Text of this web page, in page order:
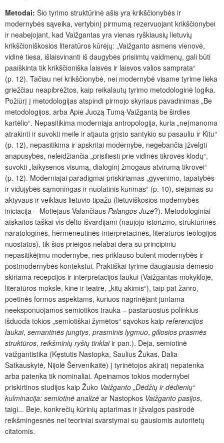
Metodai: Šio tyrimo struktūrinė ašis yra krikščionybės ir
modernybės sąveika, vertybinį pirmumą rezervuojant krikščionybei
ir neabejojant, kad Vaižgantas yra vienas ryškiausių lietuvių
krikščioniškosios literatūros kūrėjų: „Vaižganto asmens vienovė,
vidinė tiesa, išlaisvinanti iš daugybės prisiimtų vaidmenų, gali būti
paaiškinta tik krikščioniška laisvės ir laisvos valios samprata“
(p. 12). Tačiau nei krikščionybė, nei modernybė visame tyrime lieka
griežčiau neapibrėžtos, kaip reikalautų tyrimo metodologinė logika.
Požiūrį į metodologijas atspindi pirmojo skyriaus pavadinimas „Be
metodologijos, arba Apie Juozą Tumą-Vaižgantą be širdies
kartėlio“. Nepasitikima moderniąja antropologija, kuria „neįmanoma
atrakinti ir suvokti meile ir atjauta grįsto santykio su pasauliu ir Kitu“
(p. 12), nepasitikima ir apskritai modernybe, negebančia įžvelgti
anapusybės, neleidžiančia „prisiliesti prie vidinės tikrovės klodų“,
suvokti „laikysenos visumą, dialoginį žmogaus atvirumą tikrovei“
(p. 12). Moderniajai paradigmai priskiriamas „gyvenimo, tapatybės
ir vidujybės sąmoningas ir nuolatinis kūrimas“ (p. 10), siejamas su
aktyvaus ir veiklaus lietuvio tipažu (lietuviškosios modernybės
iniciacija – Motiejaus Valančiaus Palangos Juzė?). Metodologiniai
atskaitos taškai vis dėlto išvardijami (naujojo istorizmo, struktūrinės-
naratologinės, hermeneutinės-interpretacinės, literatūros teologijos
nuostatos), tik šios prieigos nelabai dera su principiniu
nepasitikėjimu modernybe, nes priklauso būtent modernybės ir
postmodernybės kontekstui. Praktiškai tyrime daugiausia dėmesio
skiriama recepcijos ir interpretacijos laukui (Vaižgantas mokykloje,
literatūros moksle, kine ir teatre, „kitų akimis“), taip pat žanro,
poetinės formos aspektams, kuriuos nagrinėjant juntama
neeksponuojamos semiotikos trauka – pastaruosius polinkius
išduoda tokios „semiotiškai žymėtos“ sąvokos kaip referencijos
laukai, semantinės jungtys, prasminis lygmuo, giliosios prasmės
struktūros, reikšminių ryšių tinklaiir pan.). Deja, semiotinė
vaižgantistika (Kęstutis Nastopka, Saulius Žukas, Dalia
Satkauskytė, Nijolė Šervenikaitė) į tyrinėtojos akiratį nepatenka
arba patenka tik nominaliai. Apeinamos tokios modernybei
priskirtinos studijos kaip Žuko Vaižganto „Dėdžių ir dėdienių“
kulminacija: semiotinė analizė ar Nastopkos Vaižganto pasijos,
taigi... Beje, konkrečių kūrinių aptarimas ir įžvalgos pasirodė
reikšmingesnės nei teoriniai svarstymai su gausiomis autoritetų
citatomis.